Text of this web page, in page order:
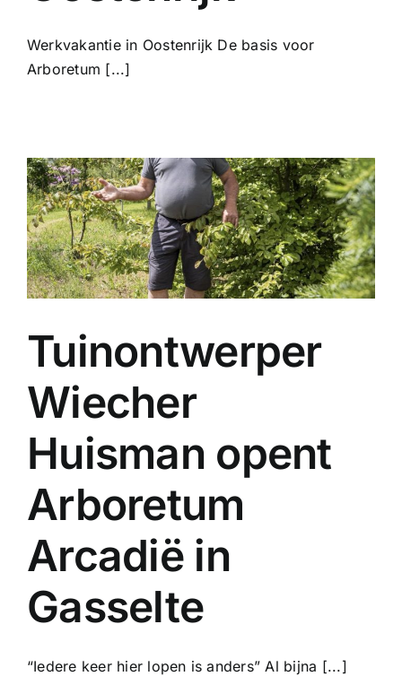
Werkvakantie in Oostenrijk De basis voor
Arboretum [...]
Tuinontwerper
Wiecher
Huisman opent
Arboretum
Arcadië in
Gasselte
“Iedere keer hier lopen is anders” Al bijna [...]